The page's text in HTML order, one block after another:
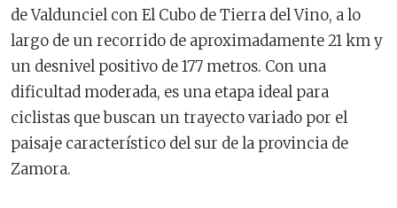
de Valdunciel con El Cubo de Tierra del Vino, a lo
largo de un recorrido de aproximadamente 21 km y
un desnivel positivo de 177 metros. Con una
dificultad moderada, es una etapa ideal para
ciclistas que buscan un trayecto variado por el
paisaje característico del sur de la provincia de
Zamora.